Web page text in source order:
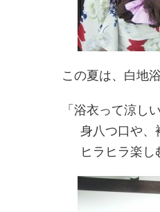
この夏は、白地
「浴衣って涼し
身八つ口や、
ヒラヒラ楽し